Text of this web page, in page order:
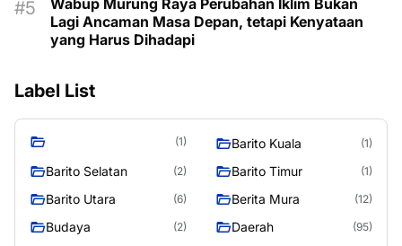
Wabup Murung Raya Perubahan Iklim Bukan
Lagi Ancaman Masa Depan, tetapi Kenyataan
yang Harus Dihadapi
Label List
(1) Barito Kuala (1)
Barito Selatan (2) Barito Timur (1)
Barito Utara (6) Berita Mura (12)
Budaya (2) Daerah (95)